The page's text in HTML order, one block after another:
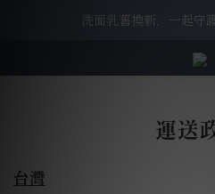
ELEVATION 質男會籍
洗面乳舊換新，一起守
ELEVATION 質男會
運送
台灣